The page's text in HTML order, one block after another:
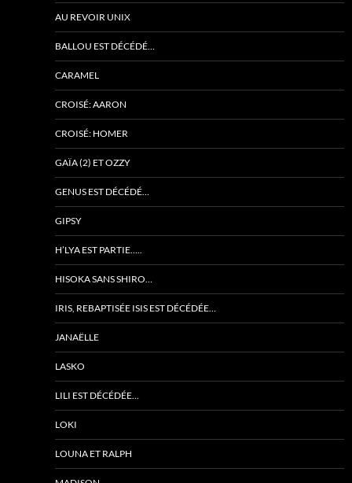
AU REVOIR UNIX
BALLOU EST DÉCÉDÉ…
CARAMEL
CROISÉ: AARON
CROISÉ: HOMER
GAÏA (2) ET OZZY
GENUS EST DÉCÉDÉ…
GIPSY
H’LYA EST PARTIE…..
HISOKA SANS SHIRO…
IRIS, REBAPTISÉE ISIS EST DÉCÉDÉE…
JANAËLLE
LASKO
LILI EST DÉCÉDÉE…
LOKI
LOUNA ET RALPH